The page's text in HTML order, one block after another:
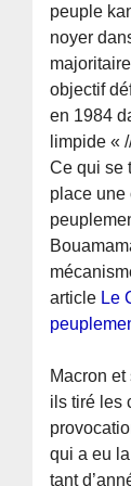
peuple
noyer
objectif
en 1984
limpide «
Ce qui se
place une
article Le
Macron
ils tiré les
qui a eu
tant